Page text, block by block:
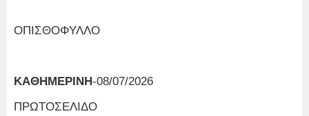
ΟΠΙΣΘΟΦΥΛΛΟ
ΚΑΘΗΜΕΡΙΝΗ-08/07/2026
ΠΡΩΤΟΣΕΛΙΔΟ